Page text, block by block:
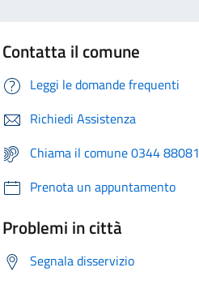
Contatta il comune
Leggi le domande frequenti
Richiedi Assistenza
Chiama il comune 0344 88081
Prenota un appuntamento
Problemi in città
Segnala disservizio